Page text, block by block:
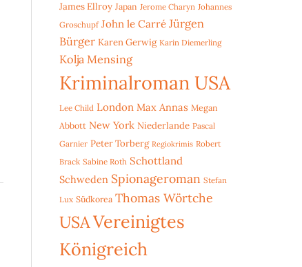
James Ellroy Japan Jerome Charyn Johannes
Groschupf John le Carré Jürgen
Bürger Karen Gerwig Karin Diemerling
Kolja Mensing
Kriminalroman USA
Lee Child London Max Annas Megan
Abbott New York Niederlande Pascal
Garnier Peter Torberg Regiokrimis Robert
Brack Sabine Roth Schottland
Schweden Spionageroman Stefan
Lux Südkorea Thomas Wörtche
USAVereinigtes
Königreich